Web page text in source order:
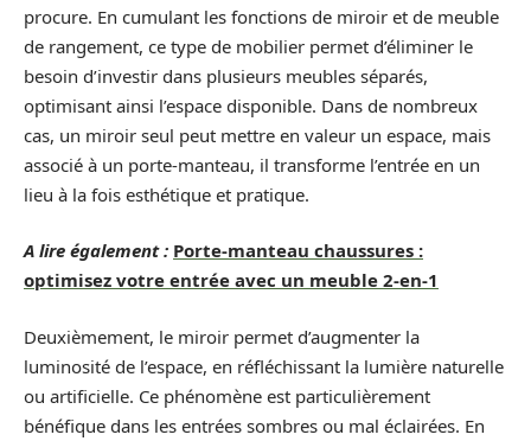
procure. En cumulant les fonctions de miroir et de meuble
de rangement, ce type de mobilier permet d’éliminer le
besoin d’investir dans plusieurs meubles séparés,
optimisant ainsi l’espace disponible. Dans de nombreux
cas, un miroir seul peut mettre en valeur un espace, mais
associé à un porte-manteau, il transforme l’entrée en un
lieu à la fois esthétique et pratique.
A lire également : Porte-manteau chaussures :
optimisez votre entrée avec un meuble 2-en-1
Deuxièmement, le miroir permet d’augmenter la
luminosité de l’espace, en réfléchissant la lumière naturelle
ou artificielle. Ce phénomène est particulièrement
bénéfique dans les entrées sombres ou mal éclairées. En